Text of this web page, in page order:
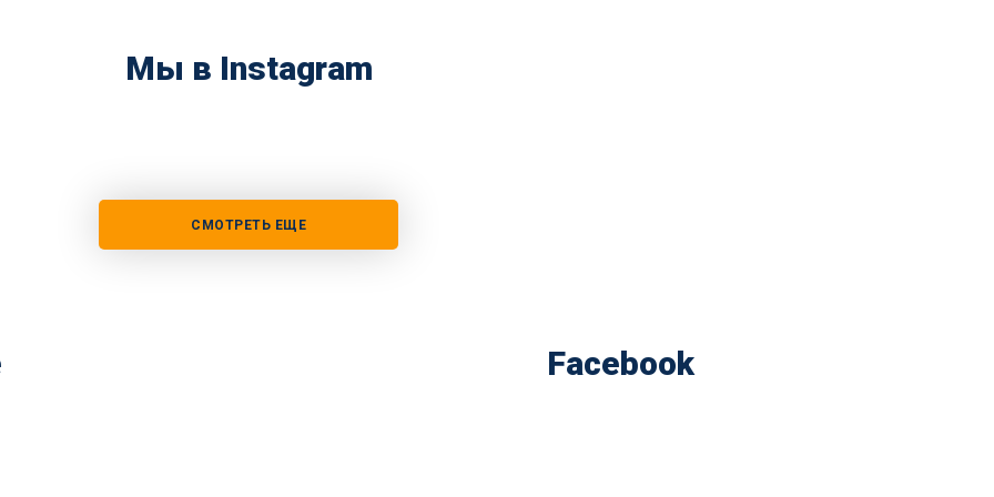
Мы в Instagram
СМОТРЕТЬ ЕЩЕ
Facebook